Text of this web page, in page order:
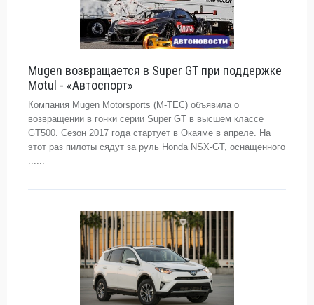
Mugen возвращается в Super GT при поддержке
Motul - «Автоспорт»
Компания Mugen Motorsports (M-TEC) объявила о
возвращении в гонки серии Super GT в высшем классе
GT500. Сезон 2017 года стартует в Окаяме в апреле. На
этот раз пилоты сядут за руль Honda NSX-GT, оснащенного
......